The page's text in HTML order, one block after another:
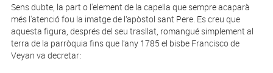
Sens dubte, la part o l'element de la capella que sempre acaparà
més l'atenció fou la imatge de l’apòstol sant Pere. Es creu que
aquesta figura, després del seu trasllat, romangué simplement al
terra de la parròquia fins que l’any 1785 el bisbe Francisco de
Veyan va decretar: